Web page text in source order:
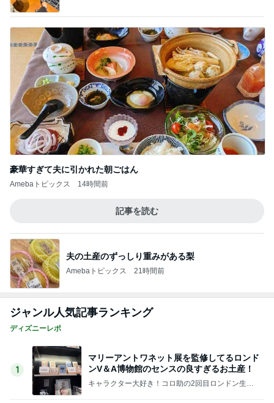
豪華すぎて夫に引かれた朝ごはん
Amebaトピックス 14時間前
記事を読む
夫の土産のずっしり重みがある梨
Amebaトピックス 21時間前
ジャンル人気記事ランキング
ディズニーレポ
1
マリーアントワネット展を監修してるロンド
ンV＆A博物館のセンスの良すぎるお土産！
キャラクター大好き！コロ助の2回目ロンドン生活